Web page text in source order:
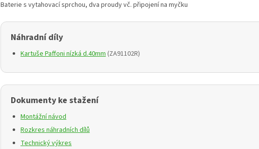
Baterie s vytahovací sprchou, dva proudy vč. připojení na myčku
Náhradní díly
Kartuše Paffoni nízká d.40mm (ZA91102R)
Dokumenty ke stažení
Montážní návod
Rozkres náhradních dílů
Technický výkres